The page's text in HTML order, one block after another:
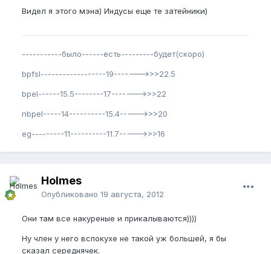
Видел я этого мэна) Индусы еще те затейники)
-----------было------есть---------будет(скоро)
bpfsl------------------19------->>>22.5
bpel------15.5--------17------->>>22
nbpel-----14----------15.4----->>>20
eg---------11----------11.7----->>>16
Holmes
Опубликовано 19 августа, 2012
Они там все накуреные и прикалываются))))
Ну член у него вспокухе не такой уж большей, я бы
сказал середнячек.